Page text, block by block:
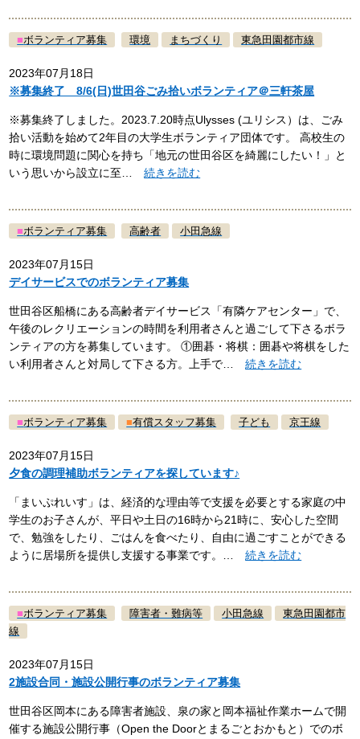
■ボランティア募集 環境 まちづくり 東急田園都市線
2023年07月18日
※募集終了 8/6(日)世田谷ごみ拾いボランティア＠三軒茶屋
※募集終了しました。2023.7.20時点Ulysses (ユリシス）は、ごみ
拾い活動を始めて2年目の大学生ボランティア団体です。 高校生の
時に環境問題に関心を持ち「地元の世田谷区を綺麗にしたい！」と
いう思いから設立に至…続きを読む
■ボランティア募集 高齢者 小田急線
2023年07月15日
デイサービスでのボランティア募集
世田谷区船橋にある高齢者デイサービス「有隣ケアセンター」で、
午後のレクリエーションの時間を利用者さんと過ごして下さるボラ
ンティアの方を募集しています。 ①囲碁・将棋：囲碁や将棋をした
い利用者さんと対局して下さる方。上手で…続きを読む
■ボランティア募集 ■有償スタッフ募集 子ども 京王線
2023年07月15日
夕食の調理補助ボランティアを探しています♪
「まいぷれいす」は、経済的な理由等で支援を必要とする家庭の中
学生のお子さんが、平日や土日の16時から21時に、安心した空間
で、勉強をしたり、ごはんを食べたり、自由に過ごすことができる
ように居場所を提供し支援する事業です。…続きを読む
■ボランティア募集 障害者・難病等 小田急線
東急田園都市
線
2023年07月15日
2施設合同・施設公開行事のボランティア募集
世田谷区岡本にある障害者施設、泉の家と岡本福祉作業ホームで開
催する施設公開行事（Open the Doorとまるごとおかもと）でのボ